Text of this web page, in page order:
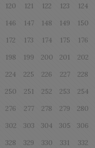
120 121 122 123 124
146 147 148 149 150
172 173 174 175 176
198 199 200 201 202
224 225 226 227 228
250 251 252 253 254
276 277 278 279 280
302 303 304 305 306
328 329 330 331 332